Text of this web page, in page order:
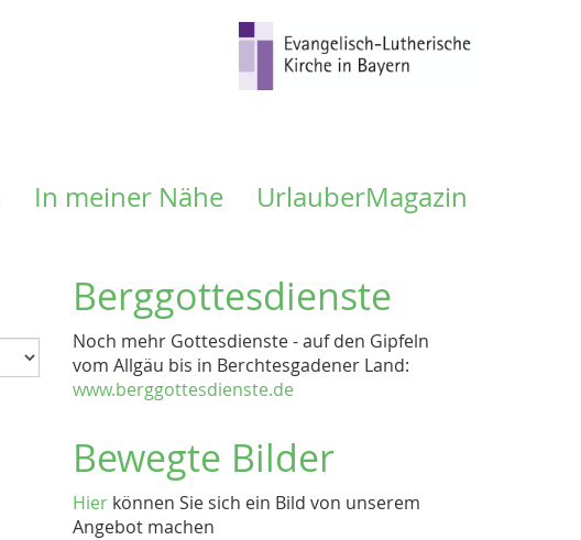
In meiner Nähe UrlauberMagazin
Berggottesdienste
Noch mehr Gottesdienste - auf den Gipfeln
vom Allgäu bis in Berchtesgadener Land:
www.berggottesdienste.de
Bewegte Bilder
Hier können Sie sich ein Bild von unserem
Angebot machen